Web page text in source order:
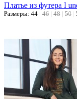
Платье из футера I
Размеры: 44 | 46 | 48 | 50 |